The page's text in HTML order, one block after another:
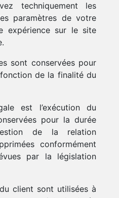
techniquement les
paramètres de votre
expérience sur le site
sont conservées pour
de la finalité du
est l’exécution du
pour la durée
de la relation
conformément
par la législation
client sont utilisées à